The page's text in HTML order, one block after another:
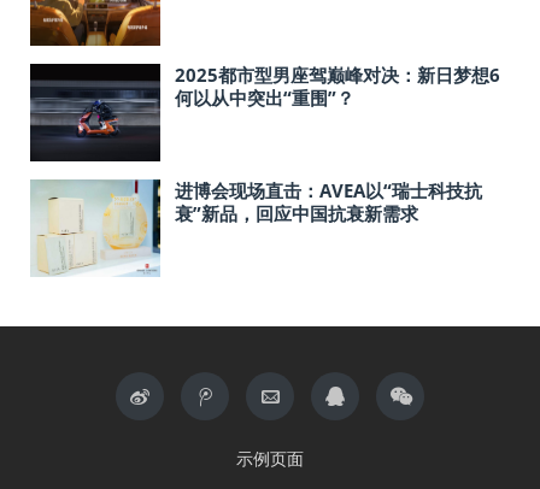
2025都市型男座驾巅峰对决：新日梦想6
何以从中突出“重围”？
进博会现场直击：AVEA以“瑞士科技抗
衰”新品，回应中国抗衰新需求
示例页面